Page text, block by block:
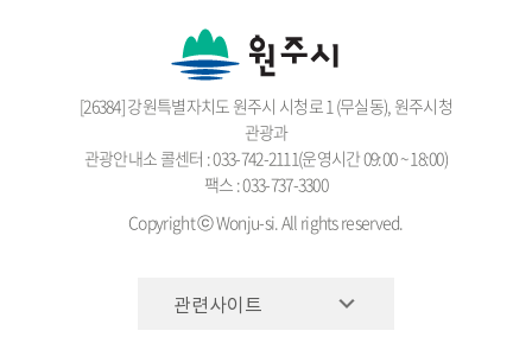
[26384] 강원특별자치도 원주시 시청로 1 (무실동), 원주시청
관광과
관광안내소 콜센터 : 033-742-2111(운영시간 09:00 ~ 18:00)
팩스 : 033-737-3300
Copyright ⓒ Wonju-si. All rights reserved.
관련사이트